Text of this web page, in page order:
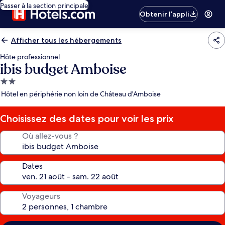
Passer à la section principale
Obtenir l’appli
Afficher tous les hébergements
Hôte professionnel
ibis budget Amboise
Hébergement
2.0 étoiles
Hôtel en périphérie non loin de Château d'Amboise
Choisissez des dates pour voir les prix
Où allez-vous ?
Dates
Voyageurs